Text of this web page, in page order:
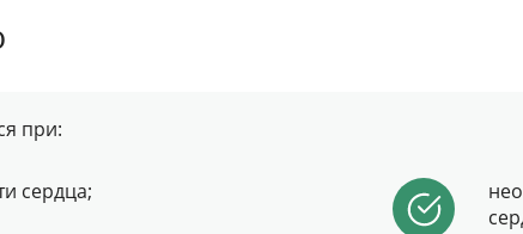
при:
сердца;